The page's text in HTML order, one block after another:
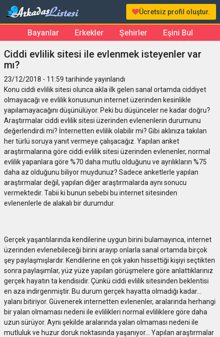
Ücretsiz profil oluştur.
Bayanlar Erkekler Şehirler Eşini Bul
Ciddi evlilik sitesi ile evlenmek isteyenler var
mı?
23/12/2018 - 11:59 tarihinde yayınlandı
Konu ciddi evlilik sitesi olunca akla ilk gelen sanal ortamda ciddiyet
olmayacağı ve evlilik konusunun internet üzerinden kesinlikle
yapılamayacağını düşünülüyor. Peki bu düşünceler ne kadar doğru?
Araştırmalar ciddi evlilik sitesi üzerinden evlenenlerin durumunu
değerlendirdi mi? İnternetten evlilik olabilir mi? Gibi aklınıza takılan
her türlü soruya yanıt vermeye çalışacağız. Yapılan anket
araştırmalarına göre ciddi evlilik sitesi üzerinden evlenenler, normal
evlilik yapanlara göre %70 daha mutlu olduğunu ve ayrılıkların %75
daha az olduğunu biliyor muydunuz? Sadece anketlerle yapılan
araştırmalar değil, yapılan diğer araştırmalarda aynı sonucu
vermektedir. Tabii ki bunun sebebi bu internet sitesinden
evlenenlerle de alakalı bir durumdur.
Gerçek yaşantılarında kendilerine uygun birini bulamayınca, internet
üzerinden evlenebileceği birini arayıp onlarla sanal ortamda birçok
şey paylaşmışlardır. Kendilerine en çok yakın hissettiği kişiyi seçtikten
sonra paylaşımlar, yüz yüze yapılan görüşmelere göre anlattıklarınız
gerçek hayatın ta kendisidir. Çünkü ciddi evlilik sitesinden beklentisi
en aza indirgenmiştir. Bu durum gerçek hayatta olmadığı kadar…
yalanı bitiriyor. Güvenerek internetten evlenenler, aralarında herhangi
bir yalan olmaması nedeni ile evlilikleri normal evliliklere göre daha
uzun sürüyor. Aynı şekilde aralarında yalan olmaması nedeni ile
mutluluk ve huzur doruk noktasında yaşanıyor… Yapılan araştırmalar